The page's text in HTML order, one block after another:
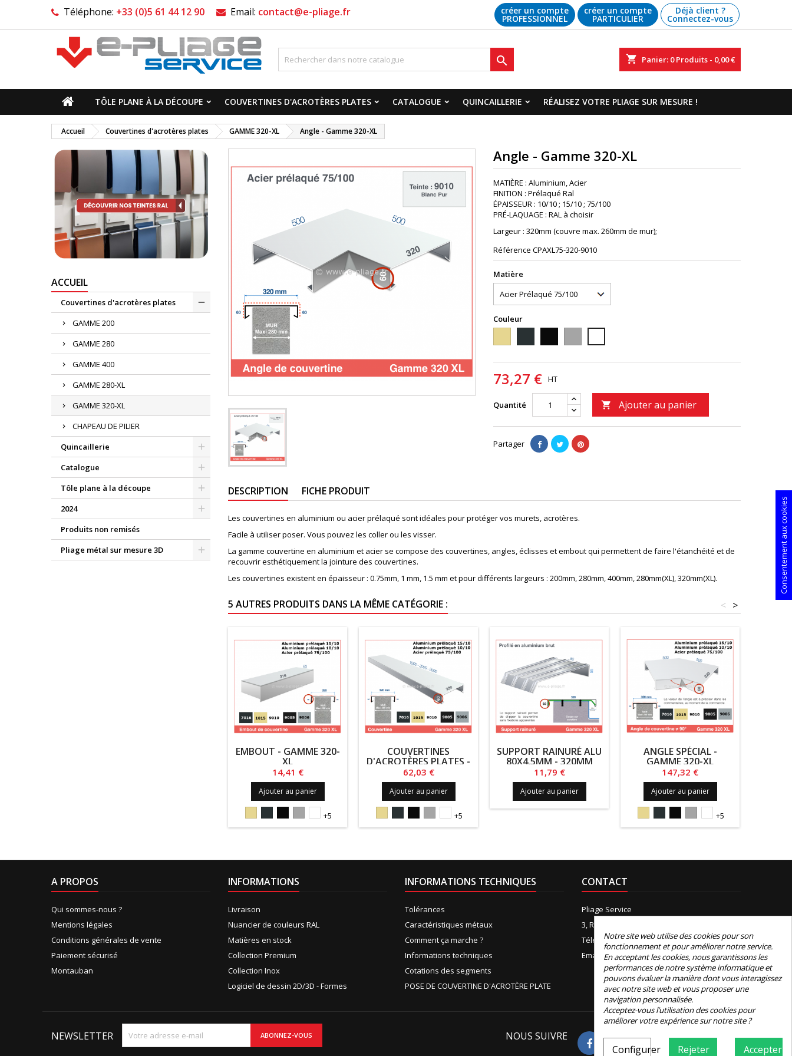
Téléphone: +33 (0)5 61 44 12 90 Email: contact@e-pliage.fr Déjà client ?
Connectez-vous
créer un compte
PARTICULIER
créer un compte
PROFESSIONNEL
shopping_cart Panier: 0Produits - 0,00 €

TÔLE PLANE À LA DÉCOUPE COUVERTINES D'ACROTÈRES PLATES CATALOGUE QUINCAILLERIE RÉALISEZ VOTRE PLIAGE SUR MESURE !
Accueil Couvertines d'acrotères plates GAMME 320-XL Angle - Gamme 320-XL
ACCUEIL
Couvertines d'acrotères plates
GAMME 200
GAMME 280
GAMME 400
GAMME 280-XL
GAMME 320-XL
CHAPEAU DE PILIER
Quincaillerie
Catalogue
Tôle plane à la découpe
2024
Produits non remisés
Pliage métal sur mesure 3D
Angle - Gamme 320-XL
MATIÈRE : Aluminium, Acier
FINITION : Prélaqué Ral
ÉPAISSEUR : 10/10 ; 15/10 ; 75/100
PRÉ-LAQUAGE : RAL à choisir
Largeur : 320mm (couvre max. 260mm de mur);
Référence CPAXL75-320-9010
Matière
Couleur
73,27 € HT
Quantité  Ajouter au panier
Partager
DESCRIPTION FICHE PRODUIT
Les couvertines en aluminium ou acier prélaqué sont idéales pour protéger vos murets, acrotères.
Facile à utiliser poser. Vous pouvez les coller ou les visser.
La gamme couvertine en aluminium et acier se compose des couvertines, angles, éclisses et embout qui permettent de faire l'étanchéité et de
recouvrir esthétiquement la jointure des couvertines.
Les couvertines existent en épaisseur : 0.75mm, 1 mm, 1.5 mm et pour différents largeurs : 200mm, 280mm, 400mm, 280mm(XL), 320mm(XL).
5 AUTRES PRODUITS DANS LA MÊME CATÉGORIE : >
<
EMBOUT - GAMME 320-
XL
Prix
14,41 €
Ajouter au panier
9006PIEDRA
9010S
+5
COUVERTINES
D'ACROTÈRES PLATES -
GAMME 320-XL
Prix
62,03 €
Ajouter au panier
9006PIEDRA
9010S
+5
SUPPORT RAINURÉ ALU
80X4.5MM - 320MM
Prix
11,79 €
Ajouter au panier
ANGLE SPÉCIAL -
GAMME 320-XL
Prix
147,32 €
Ajouter au panier
9006PIEDRA
9010S
+5
A PROPOS
Qui sommes-nous ?
Mentions légales
Conditions générales de vente
Paiement sécurisé
Montauban
INFORMATIONS
Livraison
Nuancier de couleurs RAL
Matières en stock
Collection Premium
Collection Inox
Logiciel de dessin 2D/3D - Formes
INFORMATIONS TECHNIQUES
Tolérances
Caractéristiques métaux
Comment ça marche ?
Informations techniques
Cotations des segments
POSE DE COUVERTINE D'ACROTÈRE PLATE
CONTACT
Pliage Service
3, Rue de Boudeville, 31100 Toulouse
Téléphone:+33 (0)5 61 44 12 90
Email: contact@e-pliage.fr
Avis Google
NEWSLETTER NOUS SUIVRE
Notre site web utilise des cookies pour son
fonctionnement et pour améliorer notre service.
En acceptant les cookies, nous garantissons les
performances de notre système informatique et
pouvons évaluer la manière dont vous interagissez
avec notre site web et vous proposer une
navigation personnalisée.
Acceptez-vous l’utilisation des cookies pour
améliorer votre expérience sur notre site ?
Configurer Rejeter Accepter
Consentement aux cookies